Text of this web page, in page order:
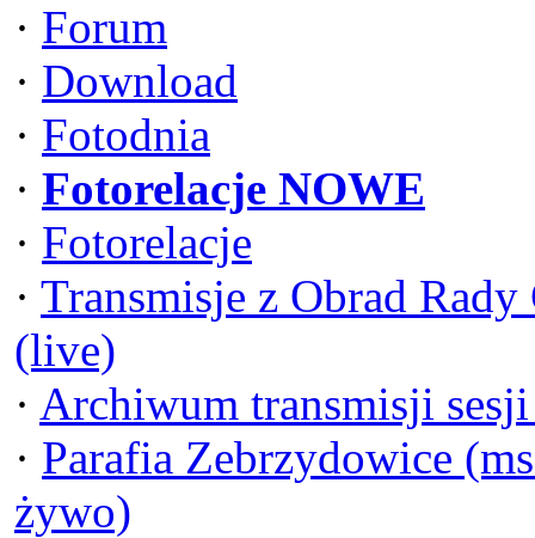
· Forum
· Download
· Fotodnia
· Fotorelacje NOWE
· Fotorelacje
· Transmisje z Obrad
(live)
· Archiwum transmisji
· Parafia Zebrzydowice
żywo)